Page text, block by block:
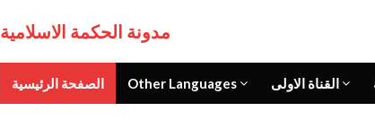
مدونة الحكمة الاسلامية
الصفحة الرئيسية Other Languages القناة الاولى